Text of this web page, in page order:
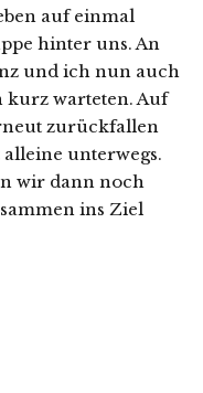
auf einmal
hinter uns. An
und ich nun auch
kurz warteten. Auf
zurückfallen
unterwegs.
wir dann noch
ins Ziel